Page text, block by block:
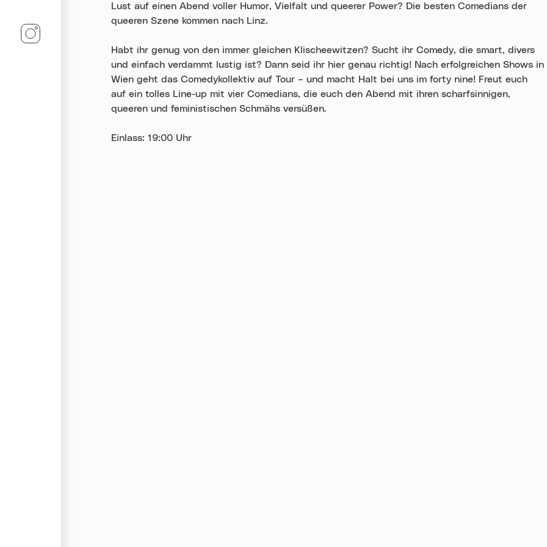
Lust auf einen Abend voller Humor, Vielfalt und queerer Power? Die besten Comedians der
queeren Szene kommen nach Linz.
Habt ihr genug von den immer gleichen Klischeewitzen? Sucht ihr Comedy, die smart, divers
und einfach verdammt lustig ist? Dann seid ihr hier genau richtig! Nach erfolgreichen Shows in
Wien geht das Comedykollektiv auf Tour – und macht Halt bei uns im forty nine! Freut euch
auf ein tolles Line-up mit vier Comedians, die euch den Abend mit ihren scharfsinnigen,
queeren und feministischen Schmähs versüßen.
Einlass: 19:00 Uhr